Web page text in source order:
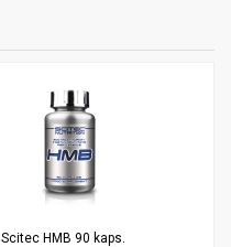
Scitec HMB 90 kaps.